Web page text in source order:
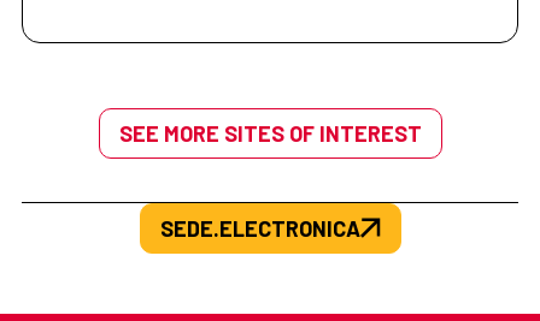
SEE MORE SITES OF INTEREST
SEDE.ELECTRONICA